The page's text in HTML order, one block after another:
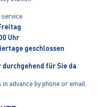
Uhr
geschlossen
für Sie da
advance by phone or email.